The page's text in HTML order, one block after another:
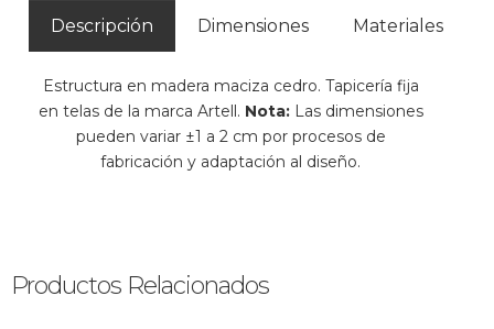
Descripción Dimensiones Materiales
Estructura en madera maciza cedro. Tapicería fija
en telas de la marca Artell. Nota:Las dimensiones
pueden variar ±1 a 2 cm por procesos de
fabricación y adaptación al diseño.
Productos Relacionados